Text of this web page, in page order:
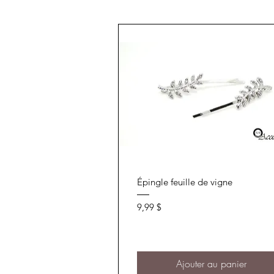
Aperçu rapide
Épingle feuille de vigne
Prix
9,99 $
Ajouter au panier